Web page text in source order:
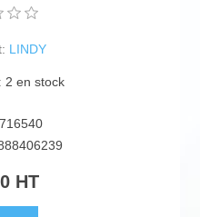
LINDY
2 en stock
HT